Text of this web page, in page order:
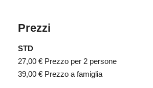
Prezzi
STD
27,00 € Prezzo per 2 persone
39,00 € Prezzo a famiglia